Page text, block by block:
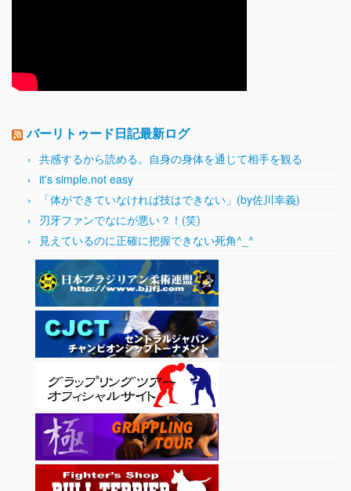
バーリトゥード日記最新ログ
共感するから読める。自身の身体を通じて相手を観る
it's simple.not easy
「体ができていなければ技はできない」(by佐川幸義)
刃牙ファンでなにが悪い？！(笑)
見えているのに正確に把握できない死角^_^